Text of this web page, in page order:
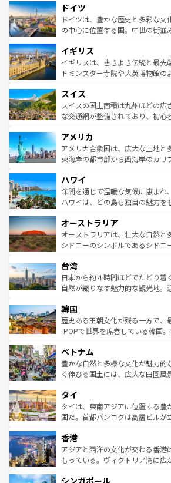
せる。地方によって風土や気候が
性で訪れる人
ンテンツ一覧を参照してほしい。
で、幅広い魅力が詰まっている。
聖堂、美しいビーチ、そして豊か
から魅了する。また、フランスは
いる。シャンパンの発祥地である
香り高いラベンダー畑など、多彩
らに、パリ以外の地域にも魅力が
れる地方に足を運ぶとそれぞれで
きるだろう。 なお、新着のフ
を参照してほしい。
ドイツ
ドイツは、豊かな歴史と多彩な文
の中心に位置する国。中世の街並
顔を持つこの国は、どこを歩いて
ルリンの文化的活気、バイエルン
してライン川沿いのワイン畑とい
は、お酒好きな人にはぜひ体験してほしい。
ドイツ情報はコンテンツ一覧を参
イギリス
イギリスは、古きよき伝統と最先
トミンスター寺院や大英博物館の
リアごとに異なる魅力がある。ま
ティー、ビール好きにはたまらな
戦など、本場だからこそできる体
ンツ一覧を参照してほしい。
スイス
スイスの国土面積は九州ほどの広
な交通網が整備されており、初心
の建物がそのまま残る町や、スイ
博物館もあり、アルプス観光だけ
ことができる。国民の所得が高い
ば市内交通費無料で観光を楽しむことも
着のスイス情報はコンテンツ一覧
アメリカ
アメリカ合衆国は、広大な土地と
東海岸の都市部から西海岸のカリ
のような巨大都市は、観光、ショ
ンメントが詰まった刺激的なスポ
西部には大自然が広がり、グラン
部のニューオーリンズでは、音楽
文化が魅力。旅行者はアメリカの
しみながら、その多様性と豊かな
ならではの贅沢な旅のスタイルだ。 なお、新着のアメリカ
情報はコンテンツ一覧を参照して
ハワイ
年間を通じて温暖な気候に恵まれ
ハワイは、どの島も独自の魅力を
ワイ島は見逃せない。また、定番
島だが、静かな自然を求めるなら
おすすめ。エメラルドグリーンに
れるおもてなしの心で訪れる人々
人々、おいしいローカルフードや
ク、伝統的なフラダンスなど、す
ワイを、存分に味わってほしい。 なお、新着のハワイ情報
はコンテンツ一覧を参照してほし
オーストラリア
オーストラリアは、壮大な自然と
シドニーのシンボルであるシドニ
リアリーフや大陸中央部にそびえ
ク）、タスマニアの美しい原生林
ど、見どころがたくさん。また、
いる。アクティビティも充実して
ビング、ハイキングなど、アウト
い。オーストラリアの多彩な魅力
参照してほしい。
台湾
日本から約４時間ほどでたどり着
自然が織りなす魅力的な観光地。
ン）、静ひつな山岳地帯である台
と山間の静けさが共存しており、
驚きをもたらしてくれる。また、
容にもいいと評判のスイーツなど
が味わえる。 なお、新着の台湾
照してほしい。
韓国
歴史ある王朝文化が残る一方で、
-POPで世界を席巻している韓国
き、地方に足を延ばせば四季折々
できる。そして、キムチや焼肉、
まで、さまざまな韓国料理が待っ
リティに包まれながら、韓国の多
わってみてほしい。 な
覧を参照してほしい。
ベトナム
豊かな自然と多様な文化が魅力的
く伸びる国土には、広大な田園風
急速な発展と共に伝統が息づく。
ーチミン市のフランス統治時代の
醸し出している。また、バラエテ
とつ。フォーやバインミー、ベト
ひ現地で味わいたい。どの地域を
が旅行者を迎えてくれるので、き
参照してほしい。
タイ
タイは、東南アジアに位置する豊
国だ。首都バンコクは高層ビルが
の活気が交差している。北部では
帯で自然と触れ合い、南部ではプ
いビーチでリゾート気分を楽しむ
激する。気候は一年中温暖で、ど
香港
アジアと西洋の文化が交わる香港
もっている。ヴィクトリア湾に広
み、どこを訪れても感動するはず
シンガポール